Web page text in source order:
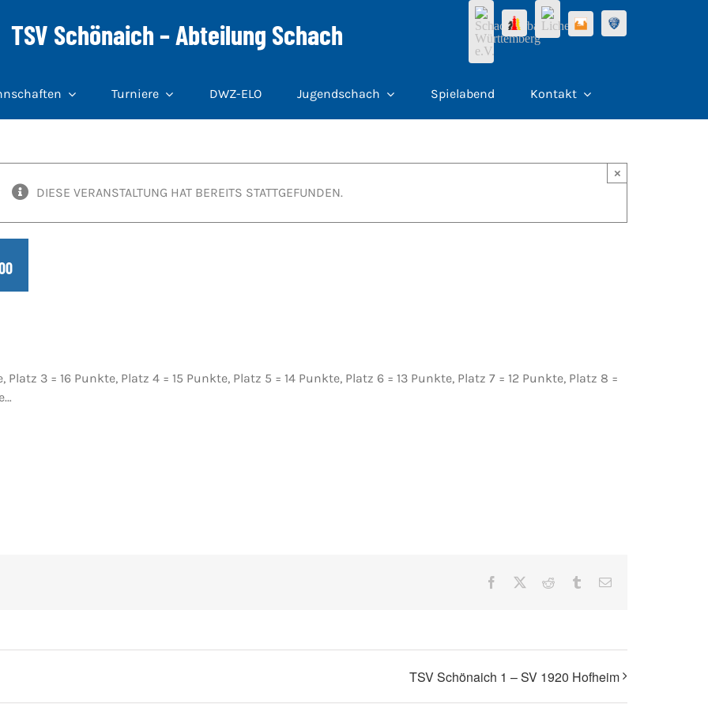
TSV Schönaich – Abteilung Schach
Turniere DWZ-ELO Jugendschach Spielabend Kontakt
DIESE VERANSTALTUNG HAT BEREITS STATTGEFUNDEN.
×
Platz 3 = 16 Punkte, Platz 4 = 15 Punkte, Platz 5 = 14 Punkte, Platz 6 = 13 Punkte, Platz 7 = 12 Punkte, Platz 8 =
Facebook Reddit TumblrE-
TSV Schönaich 1 – SV 1920 Hofheim